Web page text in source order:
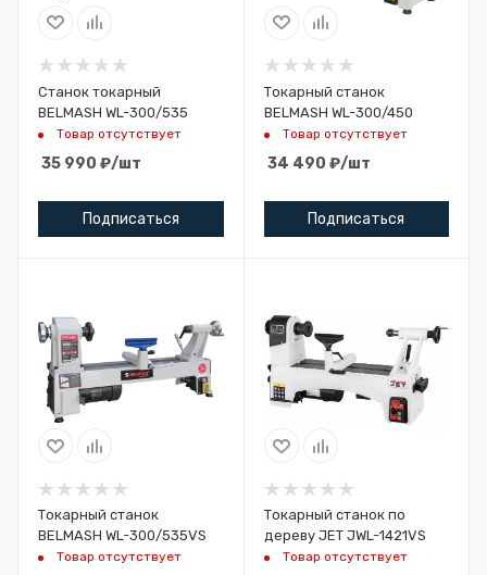
Станок токарный
BELMASH WL-300/535
Товар отсутствует
35 990 ₽/шт
Подписаться
Токарный станок
BELMASH WL-300/450
Товар отсутствует
34 490 ₽/шт
Подписаться
Токарный станок
BELMASH WL-300/535VS
Товар отсутствует
Токарный станок по
дереву JET JWL-1421VS
Товар отсутствует